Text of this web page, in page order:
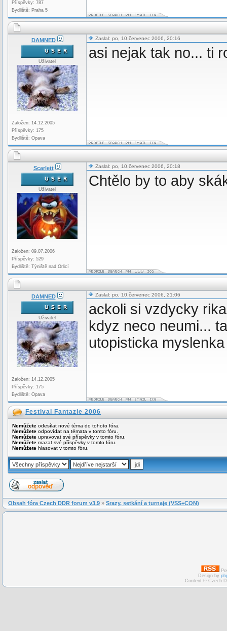
Příspěvky: 787
Bydliště: Praha 5
DAMNED
Uživatel
Založen: 14.12.2005
Příspěvky: 175
Bydliště: Opava
Zaslal: po, 10.červenec 2006, 20:16
asi nejak tak no... ti
Scarlett
Uživatel
Založen: 09.07.2006
Příspěvky: 529
Bydliště: Týniště nad Orlicí
Zaslal: po, 10.červenec 2006, 20:18
Chtělo by to aby
DAMNED
Uživatel
Založen: 14.12.2005
Příspěvky: 175
Bydliště: Opava
Zaslal: po, 10.červenec 2006, 21:06
ackoli si vzdycky
kdyz neco neumi...
utopisticka
Festival Fantazie 2006
Nemůžete odesílat nové téma do tohoto fóra.
Nemůžete odpovídat na témata v tomto fóru.
Nemůžete upravovat své příspěvky v tomto fóru.
Nemůžete mazat své příspěvky v tomto fóru.
Nemůžete hlasovat v tomto fóru.
Obsah fóra Czech DDR forum v3.9 » Srazy, setkání a turnaje (VSS+CON)
Design by
Content © Czech